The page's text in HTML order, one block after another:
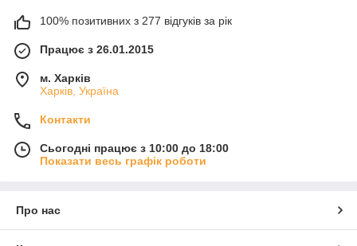
100% позитивних з 277 відгуків за рік
Працює з 26.01.2015
м. Харків
Харків, Україна
Контакти
Сьогодні працює з 10:00 до 18:00
Показати весь графік роботи
Про нас